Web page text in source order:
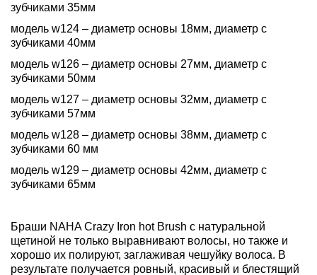
зубчиками 35мм
модель w124 – диаметр основы 18мм, диаметр с
зубчиками 40мм
модель w126 – диаметр основы 27мм, диаметр с
зубчиками 50мм
модель w127 – диаметр основы 32мм, диаметр с
зубчиками 57мм
модель w128 – диаметр основы 38мм, диаметр с
зубчиками 60 мм
модель w129 – диаметр основы 42мм, диаметр с
зубчиками 65мм
Браши NAHA Crazy Iron hot Brush с натуральной
щетиной не только выравнивают волосы, но также и
хорошо их полируют, заглаживая чешуйку волоса. В
результате получается ровный, красивый и блестящий